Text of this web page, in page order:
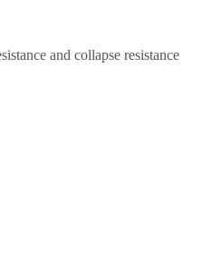
and collapse resistance